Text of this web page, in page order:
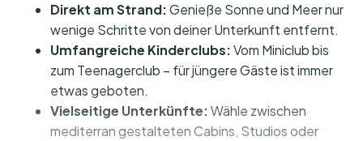
Direkt am Strand:Genieße Sonne und Meer nur
wenige Schritte von deiner Unterkunft entfernt.
Umfangreiche Kinderclubs:Vom Miniclub bis
zum Teenagerclub – für jüngere Gäste ist immer
etwas geboten.
Vielseitige Unterkünfte:Wähle zwischen
mediterran gestalteten Cabins, Studios oder